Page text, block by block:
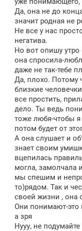
н
и
Да, она не до
значит родная не
Не все у нас
негатива.
Но вот опишу утро
она спросила-
даже не так-тебе
Да, плохо. Потому
близкие
все простить,
дело. Ты ведь
тоже любя-чтобы
потом будет от
А она слушает и
знает своим
вцепилась
могла, замолчала
мы спешим и
то)рядом. Так и
своей жизни , она
Они понимают-
а зря
Нууу, не